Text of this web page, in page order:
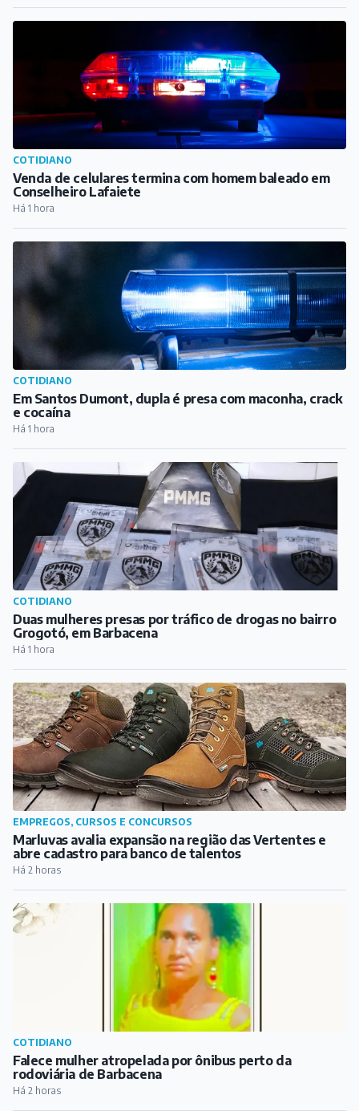
COTIDIANO
Venda de celulares termina com homem baleado em
Conselheiro Lafaiete
Há 1 hora
COTIDIANO
Em Santos Dumont, dupla é presa com maconha, crack
e cocaína
Há 1 hora
COTIDIANO
Duas mulheres presas por tráfico de drogas no bairro
Grogotó, em Barbacena
Há 1 hora
EMPREGOS, CURSOS E CONCURSOS
Marluvas avalia expansão na região das Vertentes e
abre cadastro para banco de talentos
Há 2 horas
COTIDIANO
Falece mulher atropelada por ônibus perto da
rodoviária de Barbacena
Há 2 horas